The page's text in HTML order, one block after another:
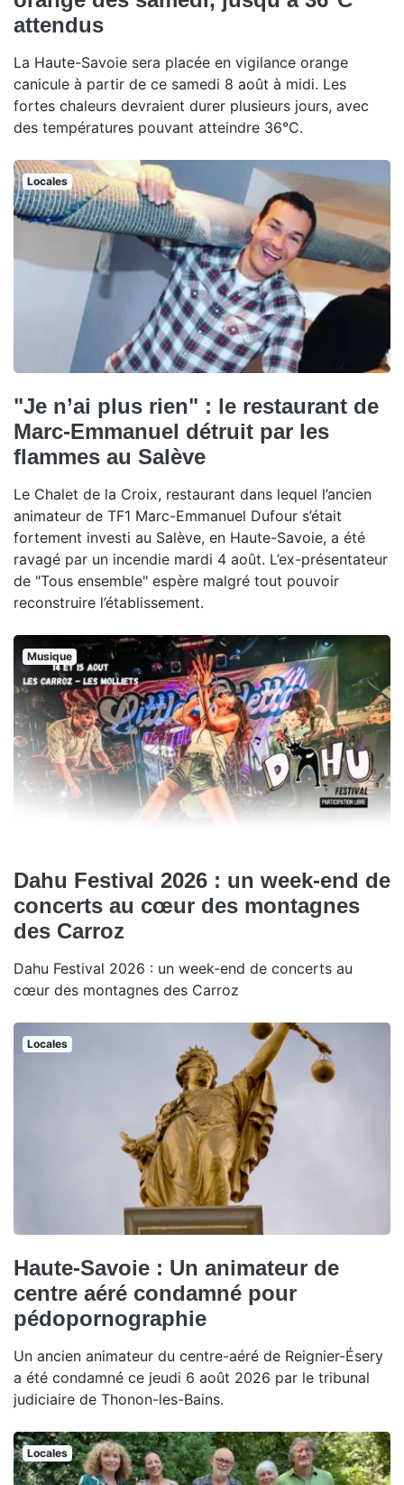
attendus
La Haute-Savoie sera placée en vigilance orange
canicule à partir de ce samedi 8 août à midi. Les
fortes chaleurs devraient durer plusieurs jours, avec
des températures pouvant atteindre 36°C.
Locales
"Je n’ai plus rien" : le restaurant de
Marc-Emmanuel détruit par les
flammes au Salève
Le Chalet de la Croix, restaurant dans lequel l’ancien
animateur de TF1 Marc-Emmanuel Dufour s’était
fortement investi au Salève, en Haute-Savoie, a été
ravagé par un incendie mardi 4 août. L’ex-présentateur
de "Tous ensemble" espère malgré tout pouvoir
reconstruire l’établissement.
Musique
Dahu Festival 2026 : un week-end de
concerts au cœur des montagnes
des Carroz
Dahu Festival 2026 : un week-end de concerts au
cœur des montagnes des Carroz
Locales
Haute-Savoie : Un animateur de
centre aéré condamné pour
pédopornographie
Un ancien animateur du centre-aéré de Reignier-Ésery
a été condamné ce jeudi 6 août 2026 par le tribunal
judiciaire de Thonon-les-Bains.
Locales